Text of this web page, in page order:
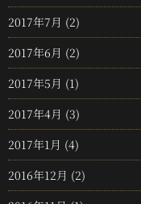
2017年7月 (2)
2017年6月 (2)
2017年5月 (1)
2017年4月 (3)
2017年1月 (4)
2016年12月 (2)